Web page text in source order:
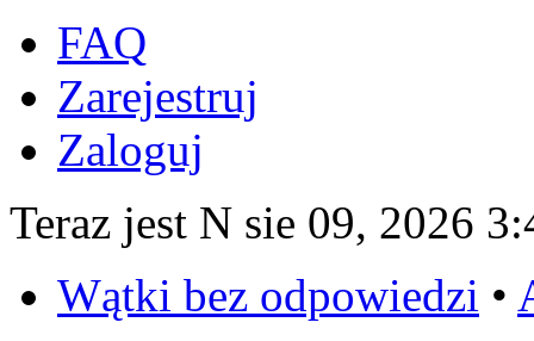
FAQ
Zarejestruj
Zaloguj
Teraz jest N sie 09, 2026
Wątki bez odpowiedzi •